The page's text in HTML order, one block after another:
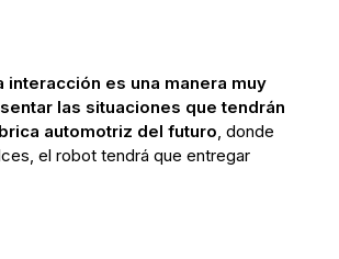
interacción es una manera muy
las situaciones que tendrán
automotriz del futuro, donde
el robot tendrá que entregar